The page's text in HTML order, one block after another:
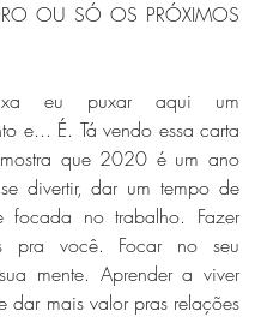
OU SÓ OS PRÓXIMOS
eu puxar aqui um
e... É. Tá vendo essa carta
que 2020 é um ano
divertir, dar um tempo de
focada no trabalho. Fazer
pra você. Focar no seu
mente. Aprender a viver
dar mais valor pras relações